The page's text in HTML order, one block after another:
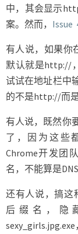
中，其会显示
案。然而， Issue
有人说，如果你
默认就是http://
试试在地址栏中
的不是http://而
有人说，既然你
了，因为这些
Chrome开发团
名，不能算是
还有人说，搞这
后缀名，隐